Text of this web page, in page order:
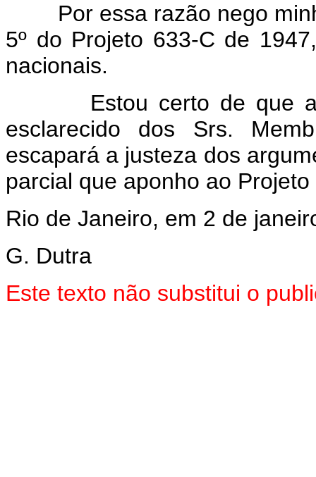
Por essa razão nego
5º do Projeto 633-C de
nacionais.
Estou certo de que ao
esclarecido dos Srs.
escapará a justeza dos
parcial que aponho ao
Rio de Janeiro, em 2 de
G. Dutra
Este texto não substitui o